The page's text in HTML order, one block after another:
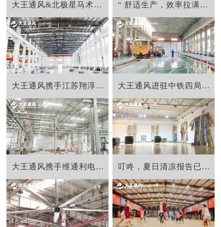
大王通风&北极星马术学院联手打造舒适运动空间 “ 舒适生产，效率拉满！”大王通风与太湖锅炉的完美协作
大王通风携手江苏翔淳科技突破降温难题 大王通风进驻中铁四局，解决通风降温难题
大王通风携手维通利电气：告别炎热困扰，释放清凉一夏！ 叮咚，夏日清凉报告已生成，请全体福师大师生注意查收！